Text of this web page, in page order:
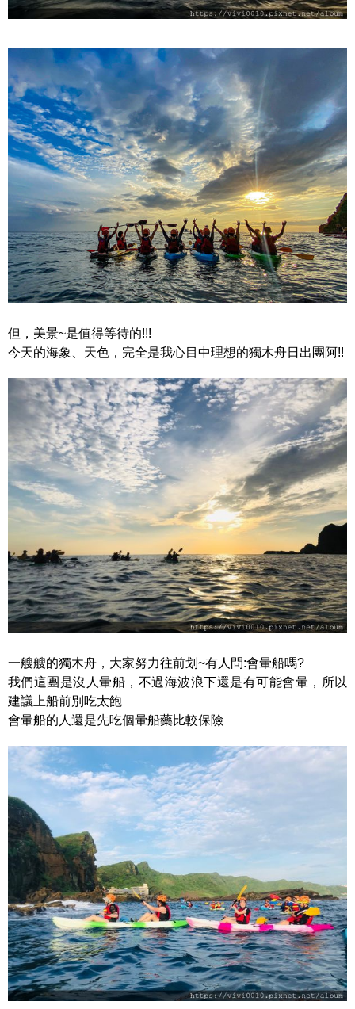
但，美景~是值得等待的!!!
今天的海象、天色，完全是我心目中理想的獨木舟日出團阿!!
一艘艘的獨木舟，大家努力往前划~有人問:會暈船嗎?
我們這團是沒人暈船，不過海波浪下還是有可能會暈，所以
建議上船前別吃太飽
會暈船的人還是先吃個暈船藥比較保險